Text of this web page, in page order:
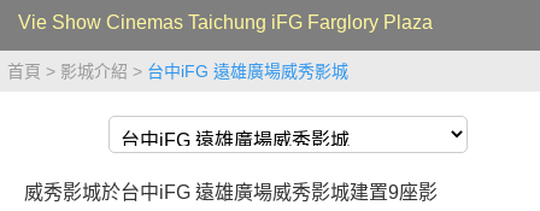
Vie Show Cinemas Taichung iFG Farglory Plaza
首頁 影城介紹 台中iFG 遠雄廣場威秀影城
威秀影城於台中iFG 遠雄廣場威秀影城建置9座影